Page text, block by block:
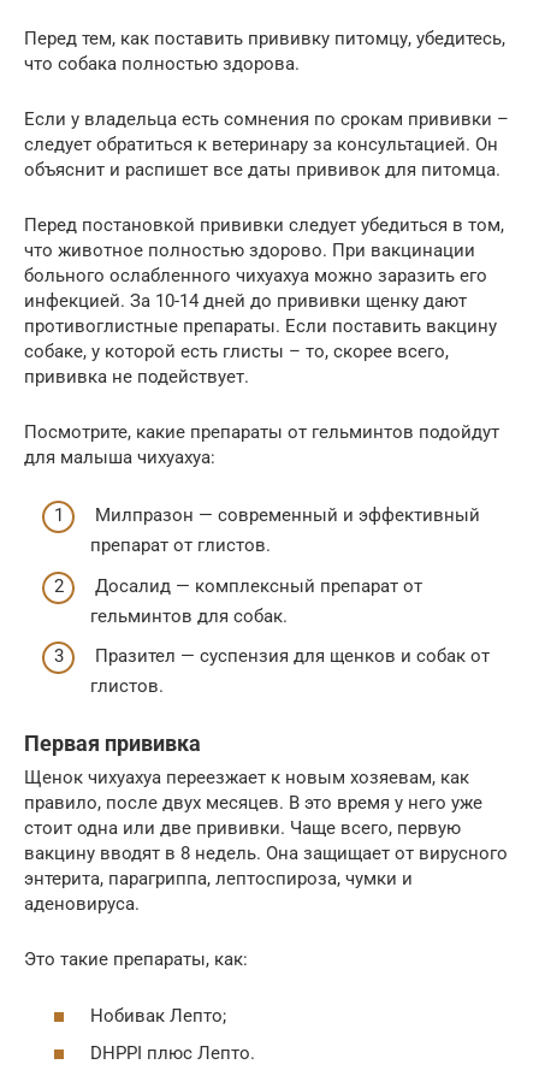
Перед тем, как поставить прививку питомцу, убедитесь,
что собака полностью здорова.
Если у владельца есть сомнения по срокам прививки –
следует обратиться к ветеринару за консультацией. Он
объяснит и распишет все даты прививок для питомца.
Перед постановкой прививки следует убедиться в том,
что животное полностью здорово. При вакцинации
больного ослабленного чихуахуа можно заразить его
инфекцией. За 10-14 дней до прививки щенку дают
противоглистные препараты. Если поставить вакцину
собаке, у которой есть глисты – то, скорее всего,
прививка не подействует.
Посмотрите, какие препараты от гельминтов подойдут
для малыша чихуахуа:
Милпразон — современный и эффективный
препарат от глистов.
Досалид — комплексный препарат от
гельминтов для собак.
Празител — суспензия для щенков и собак от
глистов.
Первая прививка
Щенок чихуахуа переезжает к новым хозяевам, как
правило, после двух месяцев. В это время у него уже
стоит одна или две прививки. Чаще всего, первую
вакцину вводят в 8 недель. Она защищает от вирусного
энтерита, парагриппа, лептоспироза, чумки и
аденовируса.
Это такие препараты, как:
Нобивак Лепто;
DHPPI плюс Лепто.